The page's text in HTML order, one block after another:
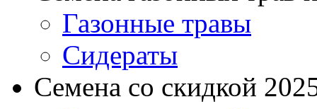
Газонные травы
Сидераты
Семена со скидкой